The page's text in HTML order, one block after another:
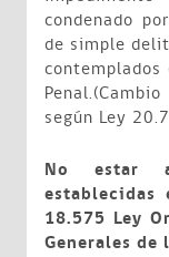
condenado
de simple
según Ley
No estar
18.575 Ley
Generales